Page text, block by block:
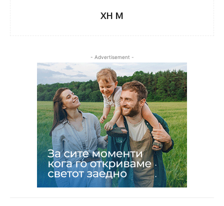
XH M
- Advertisement -